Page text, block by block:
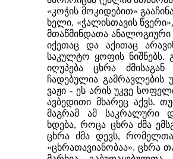
«კოჭის მოკიდებით»
ხელი. «ჭალისთავის
მთაწმინდათა ანალოგიური
იქეთაც და აქითაც
საკულტო ყოფის ნიშნებს.
იღუპება ცხრა
ჩადებულია გამრავლების
ვაჟი - ეს არის უკვე
ავბედითი მხარეც აქვს.
მაგრამ ამ საკრალური
ხდება, როცა ცხრა ძმა
ცხრა ძმა დევს, რომელთა
«ცხრათავიანობაა». ცხრა